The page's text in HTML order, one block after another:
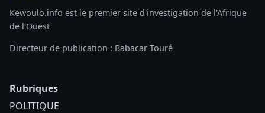
Kewoulo.info est le premier site d'investigation de l'Afrique
de l'Ouest
Directeur de publication : Babacar Touré
Rubriques
POLITIQUE